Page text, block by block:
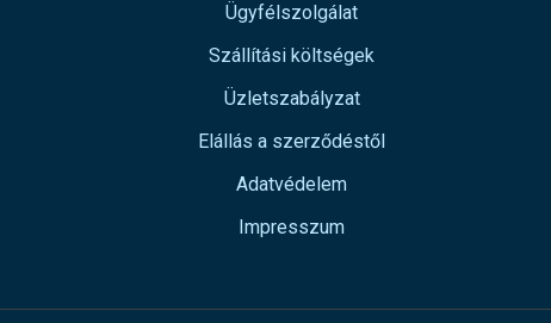
Ügyfélszolgálat
Szállítási költségek
Üzletszabályzat
Elállás a szerződéstől
Adatvédelem
Impresszum